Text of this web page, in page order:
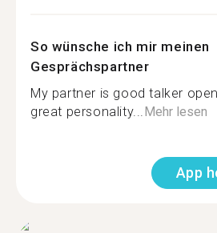
So wünsche ich mir meinen
Gesprächspartner
My partner is good talker
great personality...Mehr lesen
App